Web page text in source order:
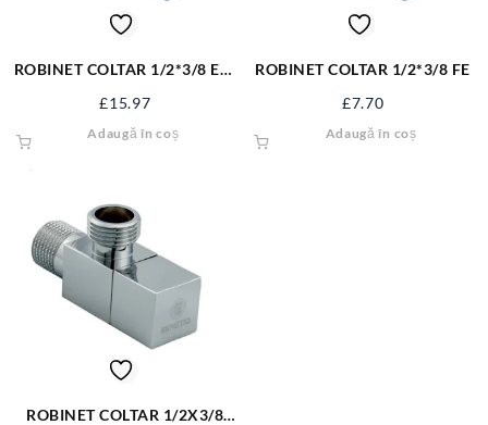
ROBINET COLTAR 1/2*3/8 ER-
£15.97
Adaugă în coș
ROBINET COLTAR 1/2*3/8 FE
£7.70
Adaugă în coș
ROBINET COLTAR 1/2X3/8